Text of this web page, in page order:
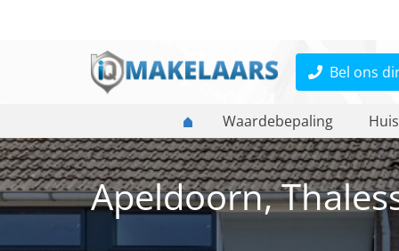
Bel ons
Waardebepaling
Apeldoorn,